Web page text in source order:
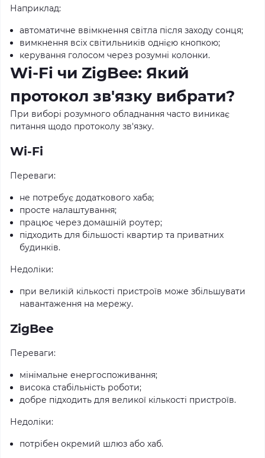
Наприклад:
автоматичне ввімкнення світла після заходу сонця;
вимкнення всіх світильників однією кнопкою;
керування голосом через розумні колонки.
Wi-Fi чи ZigBee: Який
протокол зв'язку вибрати?
При виборі розумного обладнання часто виникає
питання щодо протоколу зв'язку.
Wi-Fi
Переваги:
не потребує додаткового хаба;
просте налаштування;
працює через домашній роутер;
підходить для більшості квартир та приватних
будинків.
Недоліки:
при великій кількості пристроїв може збільшувати
навантаження на мережу.
ZigBee
Переваги:
мінімальне енергоспоживання;
висока стабільність роботи;
добре підходить для великої кількості пристроїв.
Недоліки:
потрібен окремий шлюз або хаб.